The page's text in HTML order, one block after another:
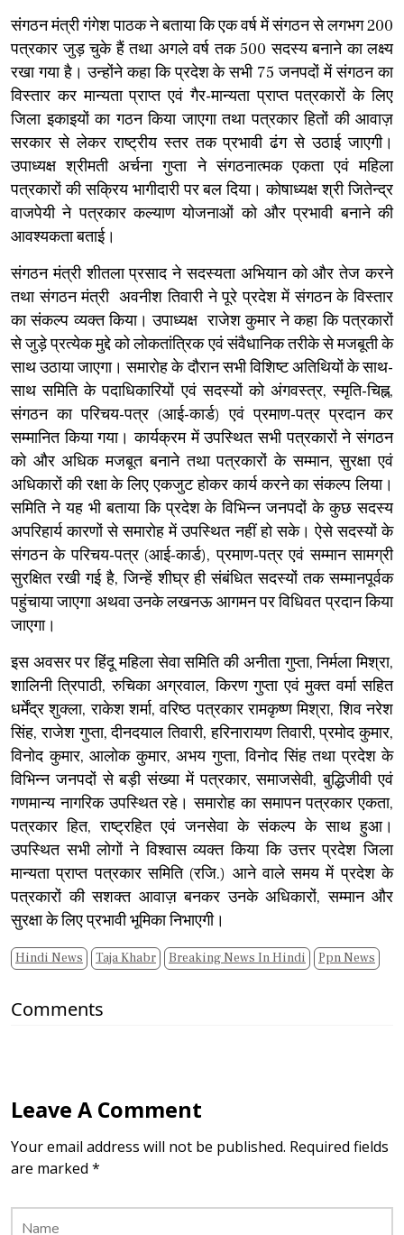
संगठन मंत्री गंगेश पाठक ने बताया कि एक वर्ष में संगठन से लगभग 200
पत्रकार जुड़ चुके हैं तथा अगले वर्ष तक 500 सदस्य बनाने का लक्ष्य
रखा गया है। उन्होंने कहा कि प्रदेश के सभी 75 जनपदों में संगठन का
विस्तार कर मान्यता प्राप्त एवं गैर-मान्यता प्राप्त पत्रकारों के लिए
जिला इकाइयों का गठन किया जाएगा तथा पत्रकार हितों की आवाज़
सरकार से लेकर राष्ट्रीय स्तर तक प्रभावी ढंग से उठाई जाएगी।
उपाध्यक्ष श्रीमती अर्चना गुप्ता ने संगठनात्मक एकता एवं महिला
पत्रकारों की सक्रिय भागीदारी पर बल दिया। कोषाध्यक्ष श्री जितेन्द्र
वाजपेयी ने पत्रकार कल्याण योजनाओं को और प्रभावी बनाने की
आवश्यकता बताई।
संगठन मंत्री शीतला प्रसाद ने सदस्यता अभियान को और तेज करने
तथा संगठन मंत्री अवनीश तिवारी ने पूरे प्रदेश में संगठन के विस्तार
का संकल्प व्यक्त किया। उपाध्यक्ष राजेश कुमार ने कहा कि पत्रकारों
से जुड़े प्रत्येक मुद्दे को लोकतांत्रिक एवं संवैधानिक तरीके से मजबूती के
साथ उठाया जाएगा। समारोह के दौरान सभी विशिष्ट अतिथियों के साथ-
साथ समिति के पदाधिकारियों एवं सदस्यों को अंगवस्त्र, स्मृति-चिह्न,
संगठन का परिचय-पत्र (आई-कार्ड) एवं प्रमाण-पत्र प्रदान कर
सम्मानित किया गया। कार्यक्रम में उपस्थित सभी पत्रकारों ने संगठन
को और अधिक मजबूत बनाने तथा पत्रकारों के सम्मान, सुरक्षा एवं
अधिकारों की रक्षा के लिए एकजुट होकर कार्य करने का संकल्प लिया।
समिति ने यह भी बताया कि प्रदेश के विभिन्न जनपदों के कुछ सदस्य
अपरिहार्य कारणों से समारोह में उपस्थित नहीं हो सके। ऐसे सदस्यों के
संगठन के परिचय-पत्र (आई-कार्ड), प्रमाण-पत्र एवं सम्मान सामग्री
सुरक्षित रखी गई है, जिन्हें शीघ्र ही संबंधित सदस्यों तक सम्मानपूर्वक
पहुंचाया जाएगा अथवा उनके लखनऊ आगमन पर विधिवत प्रदान किया
जाएगा।
इस अवसर पर हिंदू महिला सेवा समिति की अनीता गुप्ता, निर्मला मिश्रा,
शालिनी त्रिपाठी, रुचिका अग्रवाल, किरण गुप्ता एवं मुक्त वर्मा सहित
धर्मेंद्र शुक्ला, राकेश शर्मा, वरिष्ठ पत्रकार रामकृष्ण मिश्रा, शिव नरेश
सिंह, राजेश गुप्ता, दीनदयाल तिवारी, हरिनारायण तिवारी, प्रमोद कुमार,
विनोद कुमार, आलोक कुमार, अभय गुप्ता, विनोद सिंह तथा प्रदेश के
विभिन्न जनपदों से बड़ी संख्या में पत्रकार, समाजसेवी, बुद्धिजीवी एवं
गणमान्य नागरिक उपस्थित रहे। समारोह का समापन पत्रकार एकता,
पत्रकार हित, राष्ट्रहित एवं जनसेवा के संकल्प के साथ हुआ।
उपस्थित सभी लोगों ने विश्वास व्यक्त किया कि उत्तर प्रदेश जिला
मान्यता प्राप्त पत्रकार समिति (रजि.) आने वाले समय में प्रदेश के
पत्रकारों की सशक्त आवाज़ बनकर उनके अधिकारों, सम्मान और
सुरक्षा के लिए प्रभावी भूमिका निभाएगी।
Hindi News Taja Khabr Breaking News In Hindi Ppn News
Comments
Leave A Comment
Your email address will not be published. Required fields
are marked *